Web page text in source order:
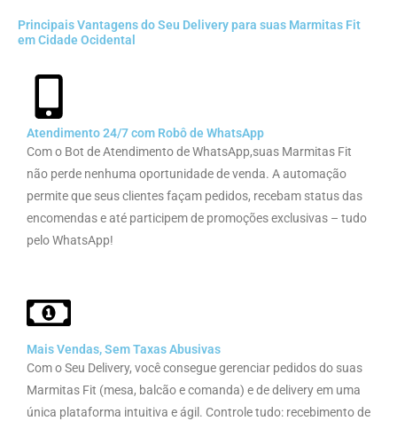
Principais Vantagens do Seu Delivery para suas Marmitas Fit
em Cidade Ocidental
Atendimento 24/7 com Robô de WhatsApp
Com o Bot de Atendimento de WhatsApp,suas Marmitas Fit
não perde nenhuma oportunidade de venda. A automação
permite que seus clientes façam pedidos, recebam status das
encomendas e até participem de promoções exclusivas – tudo
pelo WhatsApp!
Mais Vendas, Sem Taxas Abusivas
Com o Seu Delivery, você consegue gerenciar pedidos do suas
Marmitas Fit (mesa, balcão e comanda) e de delivery em uma
única plataforma intuitiva e ágil. Controle tudo: recebimento de